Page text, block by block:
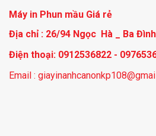
Máy in Phun mầu Giá rẻ
Địa chỉ : 26/94 Ngọc Hà _ Ba
Điện thoại: 0912536822 -
Email :